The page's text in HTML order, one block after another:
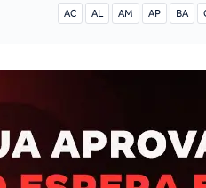
AC AL AM AP BA